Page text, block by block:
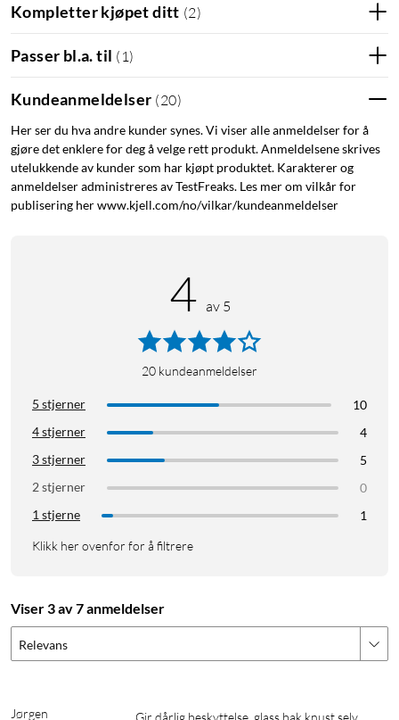
Kompletter kjøpet ditt (2)
Passer bl.a. til ( 1 )
Kundeanmeldelser (20)
Her ser du hva andre kunder synes. Vi viser alle anmeldelser for å
gjøre det enklere for deg å velge rett produkt. Anmeldelsene skrives
utelukkende av kunder som har kjøpt produktet. Karakterer og
anmeldelser administreres av TestFreaks. Les mer om vilkår for
publisering her www.kjell.com/no/vilkar/kundeanmeldelser
4 av 5
20 kundeanmeldelser
5 stjerner
10
4 stjerner
4
3 stjerner
5
2 stjerner
0
1 stjerne
1
Klikk her ovenfor for å filtrere
Viser 3 av 7 anmeldelser
Relevans
Jørgen